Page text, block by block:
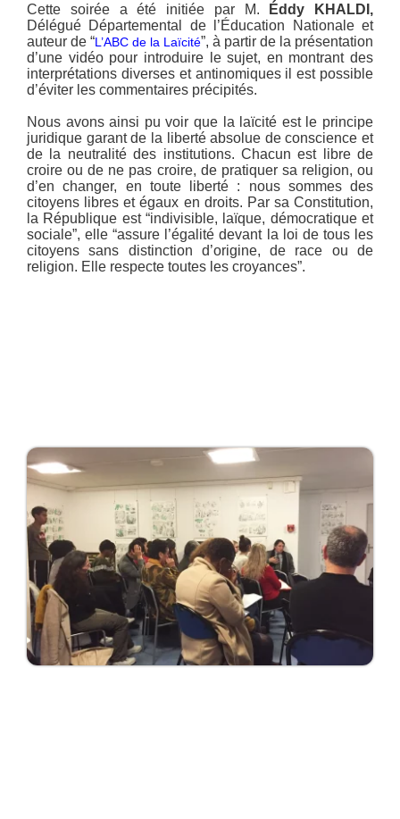
Cette soirée a été initiée par M.
Éddy KHALDI,
Délégué Départemental de l’Éducation Nationale et
auteur de “L’ABC de la Laïcité”, à partir de la présentation
d’une vidéo pour introduire le sujet, en montrant des
interprétations diverses et antinomiques il est possible
d’éviter les commentaires précipités.
Nous avons ainsi pu voir que la laïcité est le principe
juridique garant de la liberté absolue de conscience et
de la neutralité des institutions. Chacun est libre de
croire ou de ne pas croire, de pratiquer sa religion, ou
d’en changer, en toute liberté : nous sommes des
citoyens libres et égaux en droits. Par sa Constitution,
la République est “indivisible, laïque, démocratique et
sociale”, elle “assure l’égalité devant la loi de tous les
citoyens sans distinction d’origine, de race ou de
religion. Elle respecte toutes les croyances”.